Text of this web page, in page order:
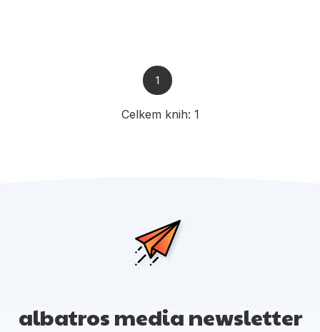
Příroda a zahrada
Zdraví a životní styl
Všechny kategorie
Celkem knih: 1
1
albatros media newsletter